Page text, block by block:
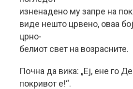
изненадено му запре на
виде нешто црвено, оваа
црно-
белиот свет на возрасните.
Почна да вика: „Еј, ене го
покривот е!“.